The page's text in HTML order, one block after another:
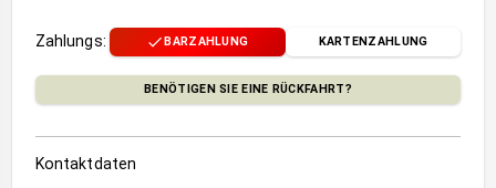
Zahlungs: BARZAHLUNG KARTENZAHLUNG
BENÖTIGEN SIE EINE RÜCKFAHRT?
Kontaktdaten